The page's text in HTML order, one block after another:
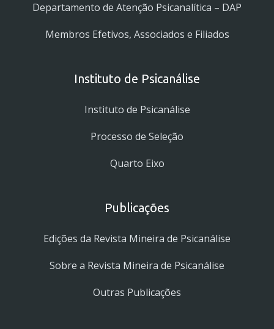
Departamento de Atenção Psicanalítica – DAP
Membros Efetivos, Associados e Filiados
Instituto de Psicanálise
Instituto de Psicanálise
Processo de Seleção
Quarto Eixo
Publicações
Edições da Revista Mineira de Psicanálise
Sobre a Revista Mineira de Psicanálise
Outras Publicações